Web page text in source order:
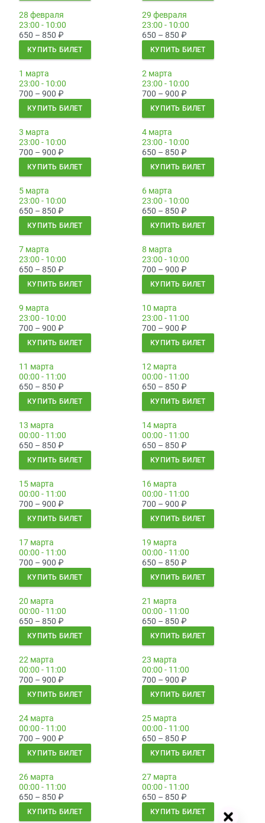
28 февраля
23:00 - 10:00
650 – 850 ₽
КУПИТЬ БИЛЕТ
29 февраля
23:00 - 10:00
650 – 850 ₽
КУПИТЬ БИЛЕТ
1 марта
23:00 - 10:00
700 – 900 ₽
КУПИТЬ БИЛЕТ
2 марта
23:00 - 10:00
700 – 900 ₽
КУПИТЬ БИЛЕТ
3 марта
23:00 - 10:00
700 – 900 ₽
КУПИТЬ БИЛЕТ
4 марта
23:00 - 10:00
650 – 850 ₽
КУПИТЬ БИЛЕТ
5 марта
23:00 - 10:00
650 – 850 ₽
КУПИТЬ БИЛЕТ
6 марта
23:00 - 10:00
650 – 850 ₽
КУПИТЬ БИЛЕТ
7 марта
23:00 - 10:00
650 – 850 ₽
КУПИТЬ БИЛЕТ
8 марта
23:00 - 10:00
700 – 900 ₽
КУПИТЬ БИЛЕТ
9 марта
23:00 - 10:00
700 – 900 ₽
КУПИТЬ БИЛЕТ
10 марта
23:00 - 11:00
700 – 900 ₽
КУПИТЬ БИЛЕТ
11 марта
00:00 - 11:00
650 – 850 ₽
КУПИТЬ БИЛЕТ
12 марта
00:00 - 11:00
650 – 850 ₽
КУПИТЬ БИЛЕТ
13 марта
00:00 - 11:00
650 – 850 ₽
КУПИТЬ БИЛЕТ
14 марта
00:00 - 11:00
650 – 850 ₽
КУПИТЬ БИЛЕТ
15 марта
00:00 - 11:00
700 – 900 ₽
КУПИТЬ БИЛЕТ
16 марта
00:00 - 11:00
700 – 900 ₽
КУПИТЬ БИЛЕТ
17 марта
00:00 - 11:00
700 – 900 ₽
КУПИТЬ БИЛЕТ
19 марта
00:00 - 11:00
650 – 850 ₽
КУПИТЬ БИЛЕТ
20 марта
00:00 - 11:00
650 – 850 ₽
КУПИТЬ БИЛЕТ
21 марта
00:00 - 11:00
650 – 850 ₽
КУПИТЬ БИЛЕТ
22 марта
00:00 - 11:00
700 – 900 ₽
КУПИТЬ БИЛЕТ
23 марта
00:00 - 11:00
700 – 900 ₽
КУПИТЬ БИЛЕТ
24 марта
00:00 - 11:00
700 – 900 ₽
КУПИТЬ БИЛЕТ
25 марта
00:00 - 11:00
650 – 850 ₽
КУПИТЬ БИЛЕТ
26 марта
00:00 - 11:00
650 – 850 ₽
КУПИТЬ БИЛЕТ
27 марта
00:00 - 11:00
650 – 850 ₽
КУПИТЬ БИЛЕТ